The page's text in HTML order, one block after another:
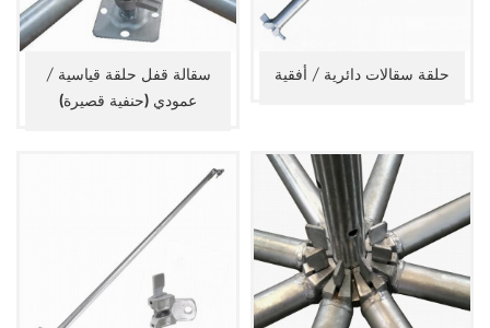
سقالة قفل حلقة قياسية /
عمودي (حنفية قصيرة)
حلقة سقالات دائرية / أفقية